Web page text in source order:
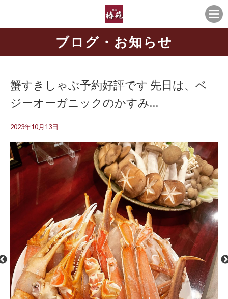
ブログ・お知らせ
蟹すきしゃぶ予約好評です 先日は、ベ
ジーオーガニックのかすみ…
2023年10月13日